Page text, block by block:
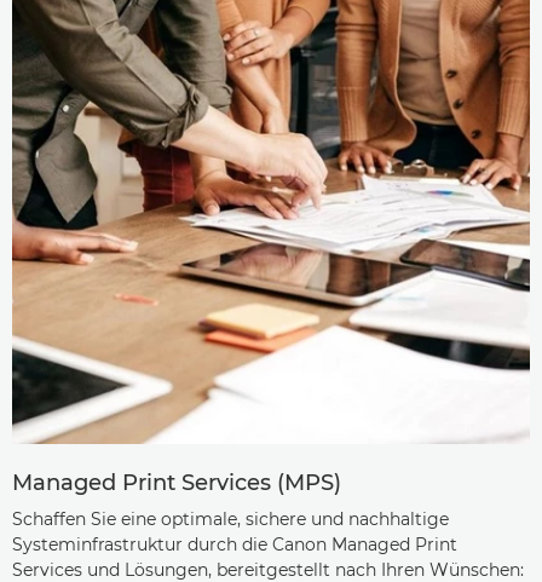
Managed Print Services (MPS)
Schaffen Sie eine optimale, sichere und nachhaltige
Systeminfrastruktur durch die Canon Managed Print
Services und Lösungen, bereitgestellt nach Ihren Wünschen: